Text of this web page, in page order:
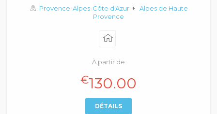
Provence-Alpes-Côte d'Azur
Alpes de Haute
Provence
À partir de
€130.00
DÉTAILS